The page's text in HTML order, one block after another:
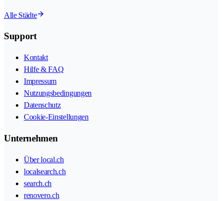
Alle Städte
Support
Kontakt
Hilfe & FAQ
Impressum
Nutzungsbedingungen
Datenschutz
Cookie-Einstellungen
Unternehmen
Über local.ch
localsearch.ch
search.ch
renovero.ch